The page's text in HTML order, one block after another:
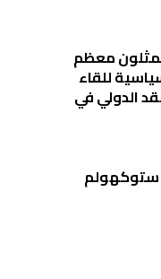
30 نائباً يمثلون معظم
للقاء
الدولي في
ستوكهولم